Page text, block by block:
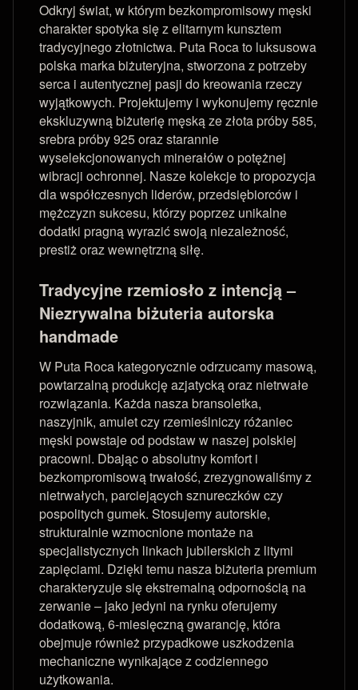
Odkryj świat, w którym bezkompromisowy męski
charakter spotyka się z elitarnym kunsztem
tradycyjnego złotnictwa. Puta Roca to luksusowa
polska marka biżuteryjna, stworzona z potrzeby
serca i autentycznej pasji do kreowania rzeczy
wyjątkowych. Projektujemy i wykonujemy ręcznie
ekskluzywną biżuterię męską ze złota próby 585,
srebra próby 925 oraz starannie
wyselekcjonowanych minerałów o potężnej
wibracji ochronnej. Nasze kolekcje to propozycja
dla współczesnych liderów, przedsiębiorców i
mężczyzn sukcesu, którzy poprzez unikalne
dodatki pragną wyrazić swoją niezależność,
prestiż oraz wewnętrzną siłę.
Tradycyjne rzemiosło z intencją –
Niezrywalna biżuteria autorska
handmade
W Puta Roca kategorycznie odrzucamy masową,
powtarzalną produkcję azjatycką oraz nietrwałe
rozwiązania. Każda nasza bransoletka,
naszyjnik, amulet czy rzemieślniczy różaniec
męski powstaje od podstaw w naszej polskiej
pracowni. Dbając o absolutny komfort i
bezkompromisową trwałość, zrezygnowaliśmy z
nietrwałych, parciejących sznureczków czy
pospolitych gumek. Stosujemy autorskie,
strukturalnie wzmocnione montaże na
specjalistycznych linkach jubilerskich z litymi
zapięciami. Dzięki temu nasza biżuteria premium
charakteryzuje się ekstremalną odpornością na
zerwanie – jako jedyni na rynku oferujemy
dodatkową, 6-miesięczną gwarancję, która
obejmuje również przypadkowe uszkodzenia
mechaniczne wynikające z codziennego
użytkowania.